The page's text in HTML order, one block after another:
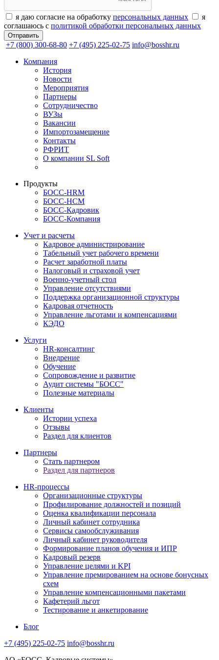
я даю согласие на обработку персональных данных
я
соглашаюсь с политикой обработки персональных данных
+7 (800) 300-68-80 +7 (495) 225-02-75 info@bosshr.ru
Компания
История
Новости
Мероприятия
Партнеры
Сотрудничество
ВУЗы
Вакансии
Импортозамещение
Контакты
РФРИТ
О компании SL Soft
Продукты
БОСС-HRM
БОСС-HCM
БОСС-Кадровик
БОСС-Компания
Учет и расчеты
Кадровое администрирование
Табельный учет рабочего времени
Расчет заработной платы
Налоговый и страховой учет
Военно-учетный стол
Управление отсутствиями
Поддержка организационной структуры
Кадровая отчетность
Управление льготами и компенсациями
КЭДО
Услуги
HR-консалтинг
Внедрение
Обучение
Сопровождение и развитие
Аудит системы "БОСС"
Полезные материалы
Клиенты
Истории успеха
Отзывы
Раздел для клиентов
Партнеры
Стать партнером
Раздел для партнеров
HR-процессы
Организационные структуры
Профилирование должностей и позиций
Оценка квалификации персонала
Личный кабинет сотрудника
Сервисы самообслуживания
Личный кабинет руководителя
Формирование планов обучения и ИПР
Кадровый резерв
Управление целями и KPI
Управление премированием на основе бонусных
схем
Управление компенсационными пакетами
Кафетерий льгот
Тестирование и анкетирование
Блог
+7 (495) 225-02-75 info@bosshr.ru